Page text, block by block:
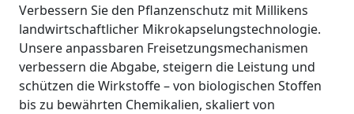
Verbessern Sie den Pflanzenschutz mit Millikens
landwirtschaftlicher Mikrokapselungstechnologie.
Unsere anpassbaren Freisetzungsmechanismen
verbessern die Abgabe, steigern die Leistung und
schützen die Wirkstoffe – von biologischen Stoffen
bis zu bewährten Chemikalien, skaliert von